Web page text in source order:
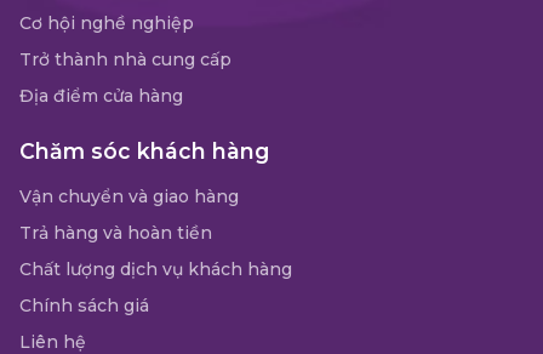
Cơ hội nghề nghiệp
Trở thành nhà cung cấp
Địa điểm cửa hàng
Chăm sóc khách hàng
Vận chuyển và giao hàng
Trả hàng và hoàn tiền
Chất lượng dịch vụ khách hàng
Chính sách giá
Liên hệ